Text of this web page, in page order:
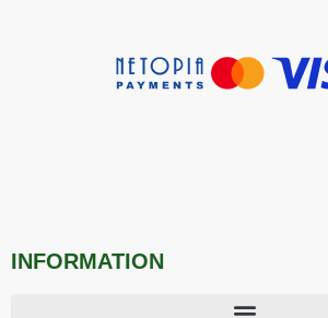
INFORMATION